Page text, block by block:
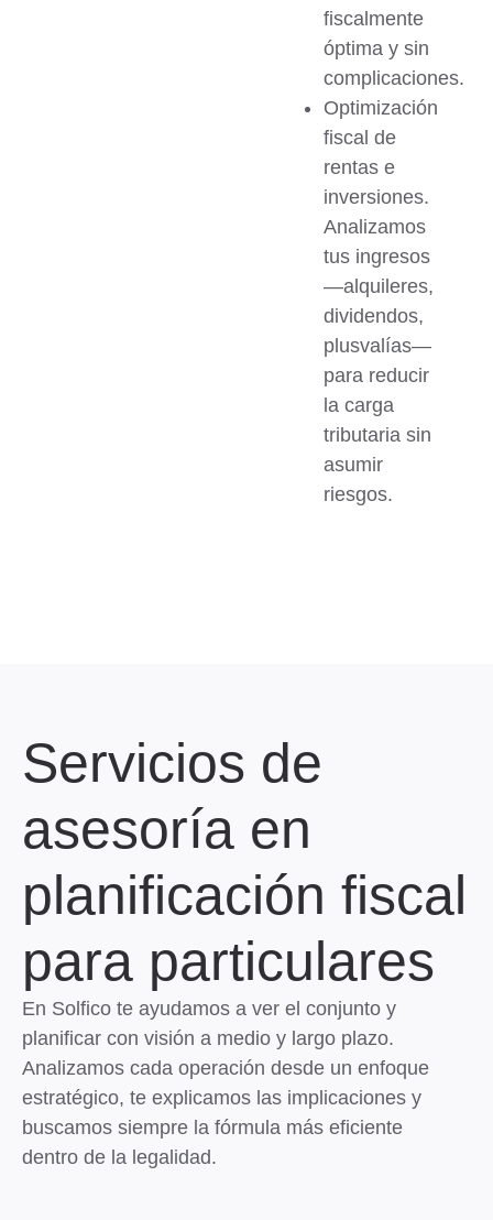
fiscalmente
óptima y sin
complicaciones.
Optimización
fiscal de
rentas e
inversiones.
Analizamos
tus ingresos
—alquileres,
dividendos,
plusvalías—
para reducir
la carga
tributaria sin
asumir
riesgos.
Servicios de
asesoría en
planificación fiscal
para particulares
En Solfico te ayudamos a ver el conjunto y
planificar con visión a medio y largo plazo.
Analizamos cada operación desde un enfoque
estratégico, te explicamos las implicaciones y
buscamos siempre la fórmula más eficiente
dentro de la legalidad.